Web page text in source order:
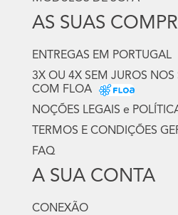
AS SUAS
ENTREGAS EM PORTUGAL
3X OU 4X SEM JUROS NOS
COM FLOA
NOÇÕES LEGAIS e
TERMOS E CONDIÇÕES
FAQ
A SUA CONTA
CONEXÃO